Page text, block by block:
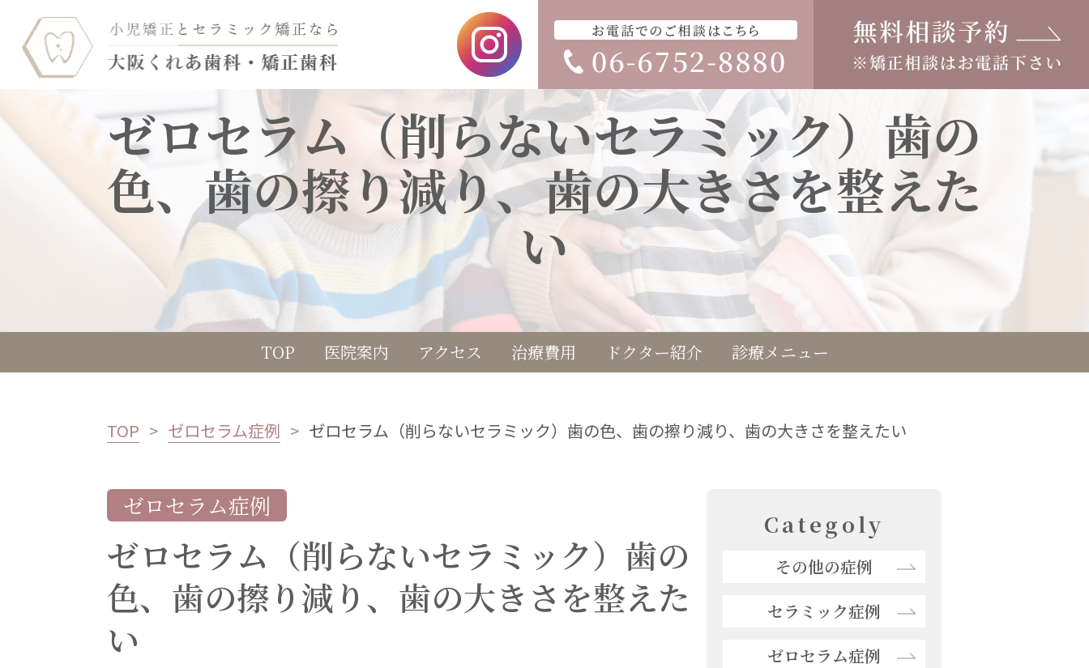
ゼロセラム（削らないセラミック）歯の
色、歯の擦り減り、歯の大きさを整えた
い
TOP 医院案内 アクセス 治療費用 ドクター紹介 診療メニュー
TOP ゼロセラム症例 ゼロセラム（削らないセラミック）歯の色、歯の擦り減り、歯の大きさを整えたい
ゼロセラム症例
ゼロセラム（削らないセラミック）歯の
色、歯の擦り減り、歯の大きさを整えた
い
Categoly
その他の症例
セラミック症例
ゼロセラム症例